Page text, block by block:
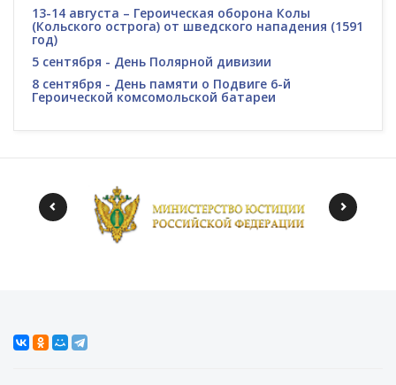
13-14 августа – Героическая оборона Колы
(Кольского острога) от шведского нападения (1591
год)
5 сентября - День Полярной дивизии
8 сентября - День памяти о Подвиге 6-й
Героической комсомольской батареи